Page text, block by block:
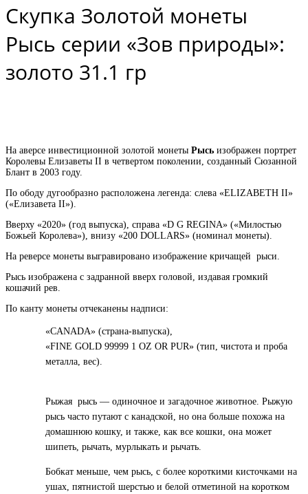
Скупка Золотой монеты
Рысь серии «Зов природы»:
золото 31.1 гр
На аверсе инвестиционной золотой монеты Рысь изображен портрет
Королевы Елизаветы II в четвертом поколении, созданный Сюзанной
Блант в 2003 году.
По ободу дугообразно расположена легенда: слева «ELIZABETH II»
(«Елизавета II»).
Вверху «2020» (год выпуска), справа «D G REGINA» («Милостью
Божьей Королева»), внизу «200 DOLLARS» (номинал монеты).
На реверсе монеты выгравировано изображение кричащей рыси.
Рысь изображена с задранной вверх головой, издавая громкий
кошачий рев.
По канту монеты отчеканены надписи:
«CANADA» (страна-выпуска),
«FINE GOLD 99999 1 OZ OR PUR» (тип, чистота и проба
металла, вес).
Рыжая рысь — одиночное и загадочное животное. Рыжую
рысь часто путают с канадской, но она больше похожа на
домашнюю кошку, и также, как все кошки, она может
шипеть, рычать, мурлыкать и рычать.
Бобкат меньше, чем рысь, с более короткими кисточками на
ушах, пятнистой шерстью и белой отметиной на коротком